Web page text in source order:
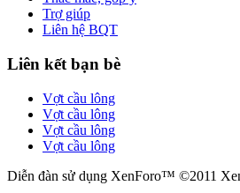
Trợ giúp
Liên hệ BQT
Liên kết bạn bè
Vợt cầu lông
Vợt cầu lông
Vợt cầu lông
Vợt cầu lông
Diễn đàn sử dụng XenForo™ ©2011